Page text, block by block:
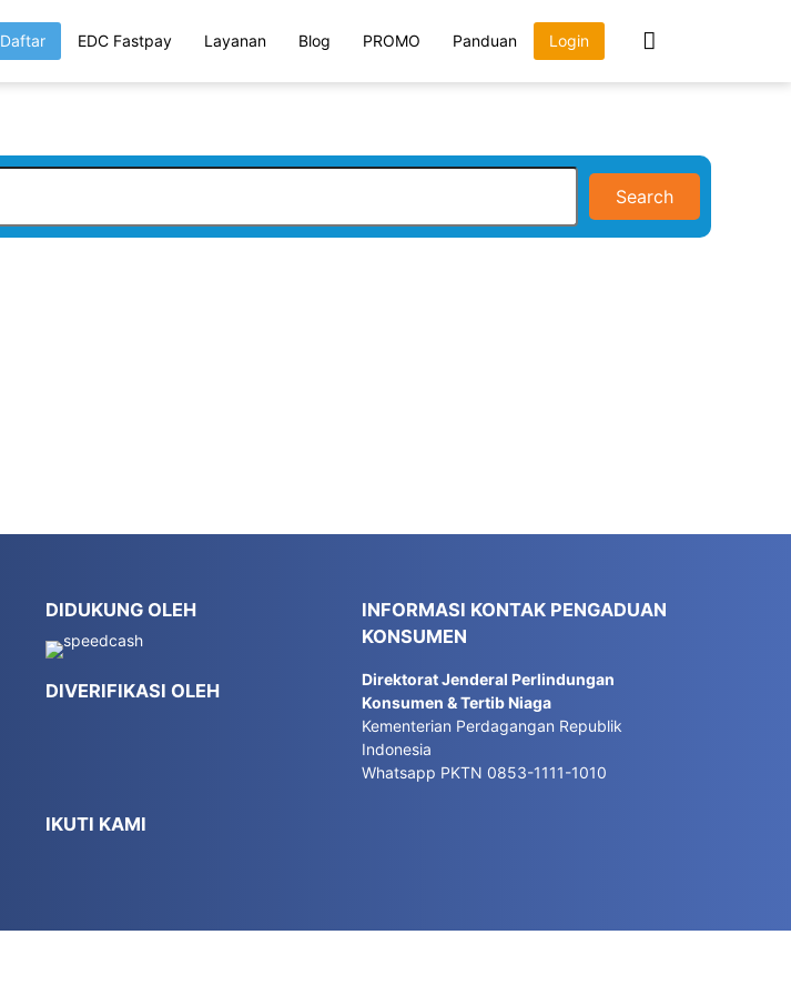
Daftar EDC Fastpay Layanan Blog PROMO Panduan Login
Search
DIDUKUNG OLEH
DIVERIFIKASI OLEH
IKUTI KAMI
INFORMASI KONTAK PENGADUAN
KONSUMEN
Direktorat Jenderal Perlindungan
Konsumen & Tertib Niaga
Kementerian Perdagangan Republik
Indonesia
Whatsapp PKTN 0853-1111-1010